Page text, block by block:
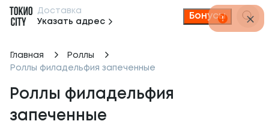
Доставка
Указать адрес
Бонусы
Главная
Роллы
Роллы филадельфия запеченные
Роллы филадельфия
запеченные